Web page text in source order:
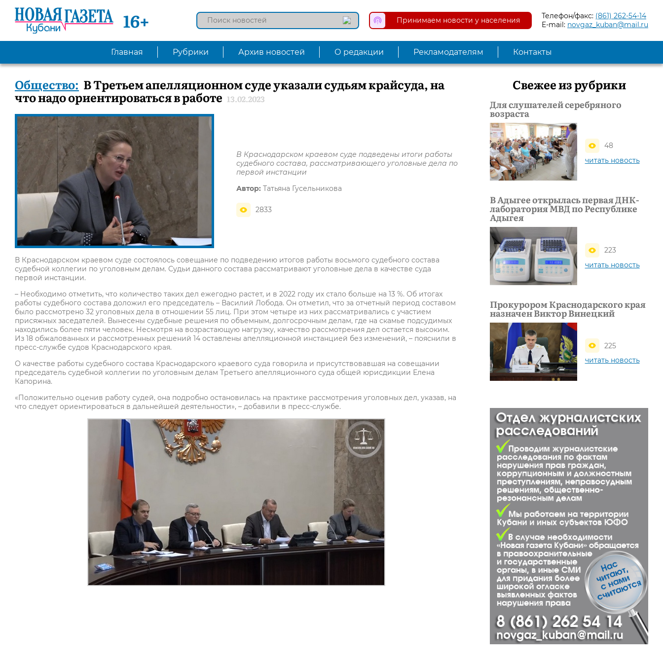
16+ Принимаем новости у населения Телефон/факс: (861) 262-54-14
E-mail: novgaz_kuban@mail.ru
Главная Рубрики Архив новостей О редакции Рекламодателям Контакты
Общество: В Третьем апелляционном суде указали судьям крайсуда, на
что надо ориентироваться в работе 13.02.2023
В Краснодарском краевом суде подведены итоги работы
судебного состава, рассматривающего уголовные дела по
первой инстанции
Автор: Татьяна Гусельникова
2833
В Краснодарском краевом суде состоялось совещание по подведению итогов работы восьмого судебного состава
судебной коллегии по уголовным делам. Судьи данного состава рассматривают уголовные дела в качестве суда
первой инстанции.
– Необходимо отметить, что количество таких дел ежегодно растет, и в 2022 году их стало больше на 13 %. Об итогах
работы судебного состава доложил его председатель – Василий Лобода. Он отметил, что за отчетный период составом
было рассмотрено 32 уголовных дела в отношении 55 лиц. При этом четыре из них рассматривались с участием
присяжных заседателей. Вынесены судебные решения по объемным, долгосрочным делам, где на скамье подсудимых
находились более пяти человек. Несмотря на возрастающую нагрузку, качество рассмотрения дел остается высоким.
Из 18 обжалованных и рассмотренных решений 14 оставлены апелляционной инстанцией без изменений, – пояснили в
пресс-службе судов Краснодарского края.
О качестве работы судебного состава Краснодарского краевого суда говорила и присутствовавшая на совещании
председатель судебной коллегии по уголовным делам Третьего апелляционного суда общей юрисдикции Елена
Капорина.
«Положительно оценив работу судей, она подробно остановилась на практике рассмотрения уголовных дел, указав, на
что следует ориентироваться в дальнейшей деятельности», – добавили в пресс-службе.
Свежее из рубрики
Для слушателей серебряного
возраста
48
читать новость
В Адыгее открылась первая ДНК-
лаборатория МВД по Республике
Адыгея
223
читать новость
Прокурором Краснодарского края
назначен Виктор Винецкий
225
читать новость